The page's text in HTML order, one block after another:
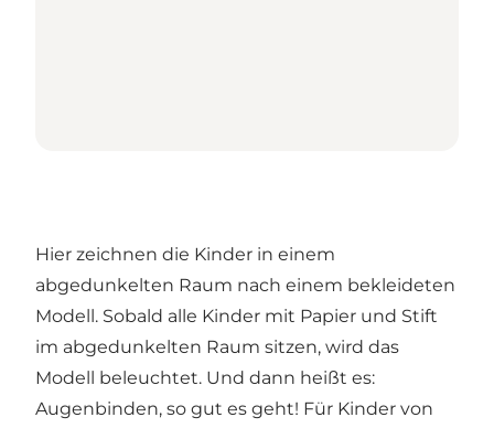
Hier zeichnen die Kinder in einem
abgedunkelten Raum nach einem bekleideten
Modell. Sobald alle Kinder mit Papier und Stift
im abgedunkelten Raum sitzen, wird das
Modell beleuchtet. Und dann heißt es:
Augenbinden, so gut es geht! Für Kinder von